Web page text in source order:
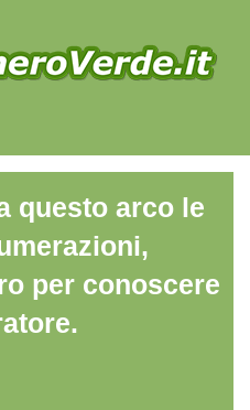
questo arco le
per conoscere